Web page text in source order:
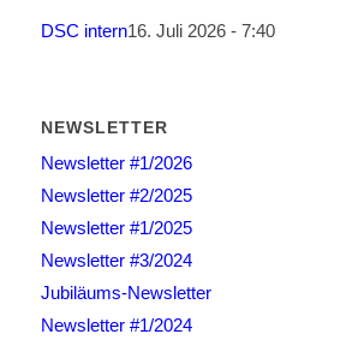
DSC intern16. Juli 2026 - 7:40
NEWSLETTER
Newsletter #1/2026
Newsletter #2/2025
Newsletter #1/2025
Newsletter #3/2024
Jubiläums-Newsletter
Newsletter #1/2024